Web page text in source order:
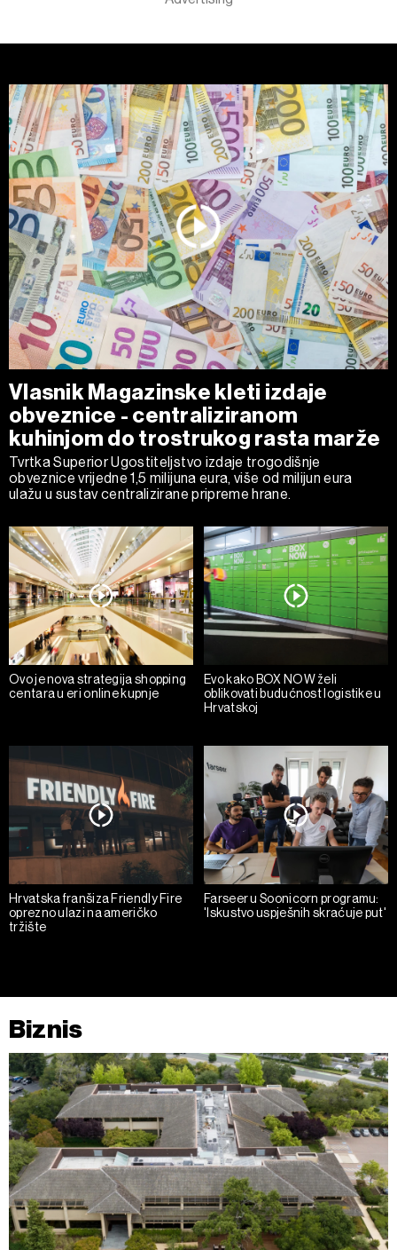
Vlasnik Magazinske kleti izdaje
obveznice - centraliziranom
kuhinjom do trostrukog rasta marže
Tvrtka Superior Ugostiteljstvo izdaje trogodišnje
obveznice vrijedne 1,5 milijuna eura, više od milijun eura
ulažu u sustav centralizirane pripreme hrane.
Ovo je nova strategija shopping
centara u eri online kupnje
Evo kako BOX NOW želi
oblikovati budućnost logistike u
Hrvatskoj
Hrvatska franšiza Friendly Fire
oprezno ulazi na američko
tržište
Farseer u Soonicorn programu:
'Iskustvo uspješnih skraćuje put'
Biznis